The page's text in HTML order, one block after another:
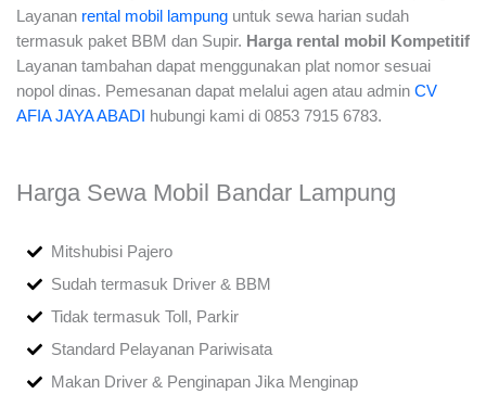
Layanan rental mobil lampunguntuk sewa harian sudah
termasuk paket BBM dan Supir. Harga rental mobil Kompetitif
Layanan tambahan dapat menggunakan plat nomor sesuai
nopol dinas. Pemesanan dapat melalui agen atau admin CV
AFIA JAYA ABADI
hubungi kami di 0853 7915 6783.
Harga Sewa Mobil Bandar Lampung
Mitshubisi Pajero
Sudah termasuk Driver & BBM
Tidak termasuk Toll, Parkir
Standard Pelayanan Pariwisata
Makan Driver & Penginapan Jika Menginap